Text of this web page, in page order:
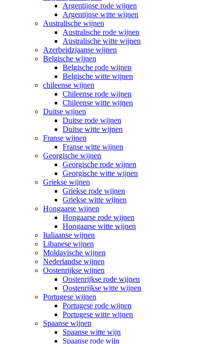
Argentijnse rode wijnen
Argentijnse witte wijnen
Australische wijnen
Australische rode wijnen
Australische witte wijnen
Azerbeidzjaanse wijnen
Belgische wijnen
Belgische rode wijnen
Belgische witte wijnen
chileense wijnen
Chileense rode wijnen
Chileense witte wijnen
Duitse wijnen
Duitse rode wijnen
Duitse witte wijnen
Franse wijnen
Franse witte wijnen
Georgische wijnen
Georgische rode wijnen
Georgische witte wijnen
Griekse wijnen
Griekse rode wijnen
Griekse witte wijnen
Hongaarse wijnen
Hongaarse rode wijnen
Hongaarse witte wijnen
Italiaanse wijnen
Libanese wijnen
Moldavische wijnen
Nederlandse wijnen
Oostenrijkse wijnen
Oostenrijkse rode wijnen
Oostenrijkse witte wijnen
Portugese wijnen
Portugese rode wijnen
Portugese witte wijnen
Spaanse wijnen
Spaanse witte wijn
Spaanse rode wijn